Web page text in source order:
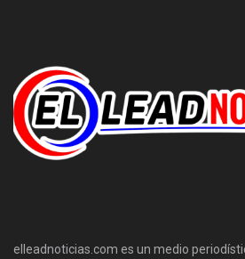
elleadnoticias.com es un medio